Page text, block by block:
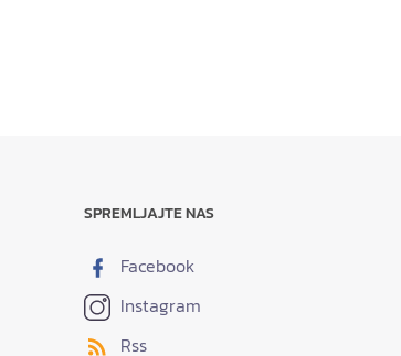
SPREMLJAJTE NAS
Facebook
Instagram
Rss